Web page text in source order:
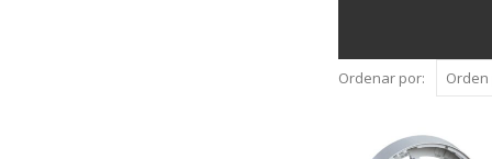
Ordenar por: